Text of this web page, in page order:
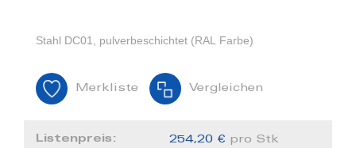
Stahl DC01, pulverbeschichtet (RAL Farbe)
Merkliste Vergleichen
Listenpreis: 254,20 € pro Stk